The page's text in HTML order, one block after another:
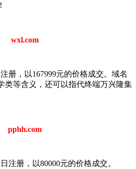
wxl.com
册，以167999元的价格成交。域名
类等含义，还可以指代终端万兴隆集
pphh.com
注册，以80000元的价格成交。